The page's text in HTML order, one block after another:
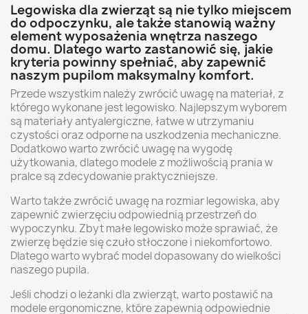
Legowiska dla zwierząt są nie tylko miejscem
do odpoczynku, ale także stanowią ważny
element wyposażenia wnętrza naszego
domu. Dlatego warto zastanowić się, jakie
kryteria powinny spełniać, aby zapewnić
naszym pupilom maksymalny komfort.
Przede wszystkim należy zwrócić uwagę na materiał, z
którego wykonane jest legowisko. Najlepszym wyborem
są materiały antyalergiczne, łatwe w utrzymaniu
czystości oraz odporne na uszkodzenia mechaniczne.
Dodatkowo warto zwrócić uwagę na wygodę
użytkowania, dlatego modele z możliwością prania w
pralce są zdecydowanie praktyczniejsze.
Warto także zwrócić uwagę na rozmiar legowiska, aby
zapewnić zwierzęciu odpowiednią przestrzeń do
wypoczynku. Zbyt małe legowisko może sprawiać, że
zwierzę będzie się czuło stłoczone i niekomfortowo.
Dlatego warto wybrać model dopasowany do wielkości
naszego pupila.
Jeśli chodzi o leżanki dla zwierząt, warto postawić na
modele ergonomiczne, które zapewnią odpowiednie